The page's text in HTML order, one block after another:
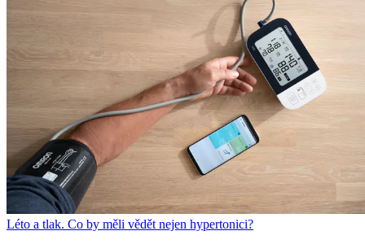
Léto a tlak. Co by měli vědět nejen hypertonici?